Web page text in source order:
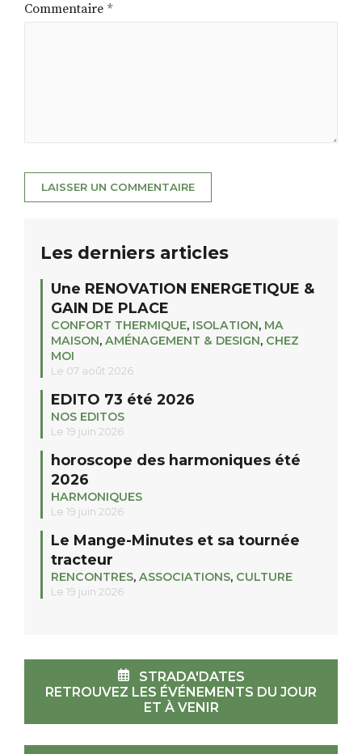
Commentaire *
Les derniers articles
Une RENOVATION ENERGETIQUE &
GAIN DE PLACE
CONFORT THERMIQUE, ISOLATION, MA
MAISON, AMÉNAGEMENT & DESIGN, CHEZ
MOI
Le 07 août 2026
EDITO 73 été 2026
NOS EDITOS
Le 19 juin 2026
horoscope des harmoniques été
2026
HARMONIQUES
Le 19 juin 2026
Le Mange-Minutes et sa tournée
tracteur
RENCONTRES, ASSOCIATIONS, CULTURE
Le 19 juin 2026
STRADA'DATES
RETROUVEZ LES ÉVÉNEMENTS DU JOUR
ET À VENIR